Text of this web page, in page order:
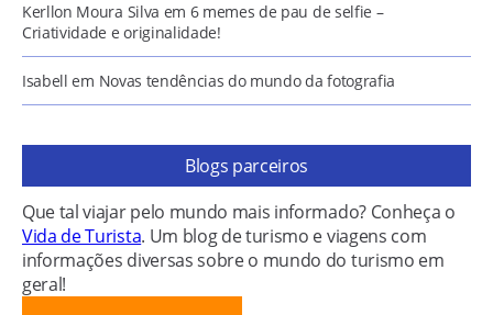
Kerllon Moura Silva em 6 memes de pau de selfie –
Criatividade e originalidade!
Isabell em Novas tendências do mundo da fotografia
Blogs parceiros
Que tal viajar pelo mundo mais informado? Conheça o
Vida de Turista. Um blog de turismo e viagens com
informações diversas sobre o mundo do turismo em
geral!